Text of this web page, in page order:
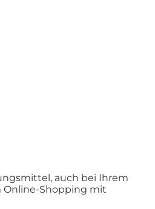
auch bei Ihrem
Shopping mit